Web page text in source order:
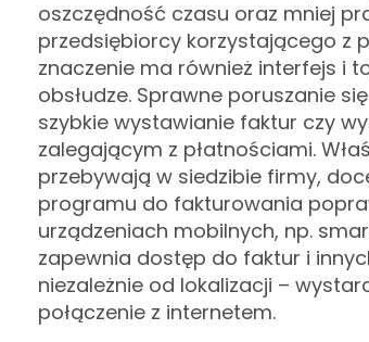
oszczędność czasu oraz mniej
przedsiębiorcy korzystającego z
znaczenie ma również interfejs i
obsłudze. Sprawne poruszanie
szybkie wystawianie faktur czy
zalegającym z płatnościami.
przebywają w siedzibie firmy,
programu do fakturowania
urządzeniach mobilnych, np.
zapewnia dostęp do faktur i
niezależnie od lokalizacji –
połączenie z internetem.